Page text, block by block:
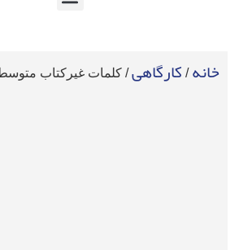
خانه/کارگاهی/ کلمات غیرکتاب متوسط